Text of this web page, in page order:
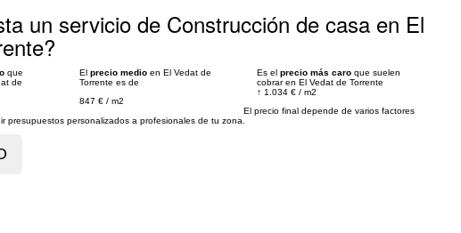
un servicio de Construcción de casa en El
que
de
El precio medio en El Vedat de
Torrente es de
847 € / m2
Es el precio más caro que suelen
cobrar en El Vedat de Torrente
↑ 1.034 € / m2
El precio final depende de varios factores
presupuestos personalizados a profesionales de tu zona.